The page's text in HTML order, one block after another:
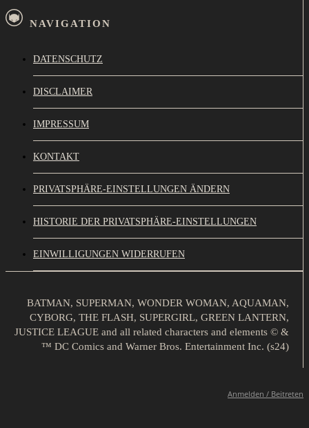
NAVIGATION
DATENSCHUTZ
DISCLAIMER
IMPRESSUM
KONTAKT
PRIVATSPHÄRE-EINSTELLUNGEN ÄNDERN
HISTORIE DER PRIVATSPHÄRE-EINSTELLUNGEN
EINWILLIGUNGEN WIDERRUFEN
BATMAN, SUPERMAN, WONDER WOMAN, AQUAMAN,
CYBORG, THE FLASH, SUPERGIRL, GREEN LANTERN,
JUSTICE LEAGUE and all related characters and elements © &
™ DC Comics and Warner Bros. Entertainment Inc. (s24)
Anmelden / Beitreten